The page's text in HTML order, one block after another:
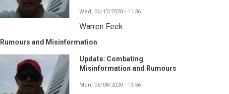
Wed, 06/17/2020 - 11:36
Warren Feek
Rumours and Misinformation
Update: Combating
Misinformation and Rumours
Mon, 06/08/2020 - 13:56